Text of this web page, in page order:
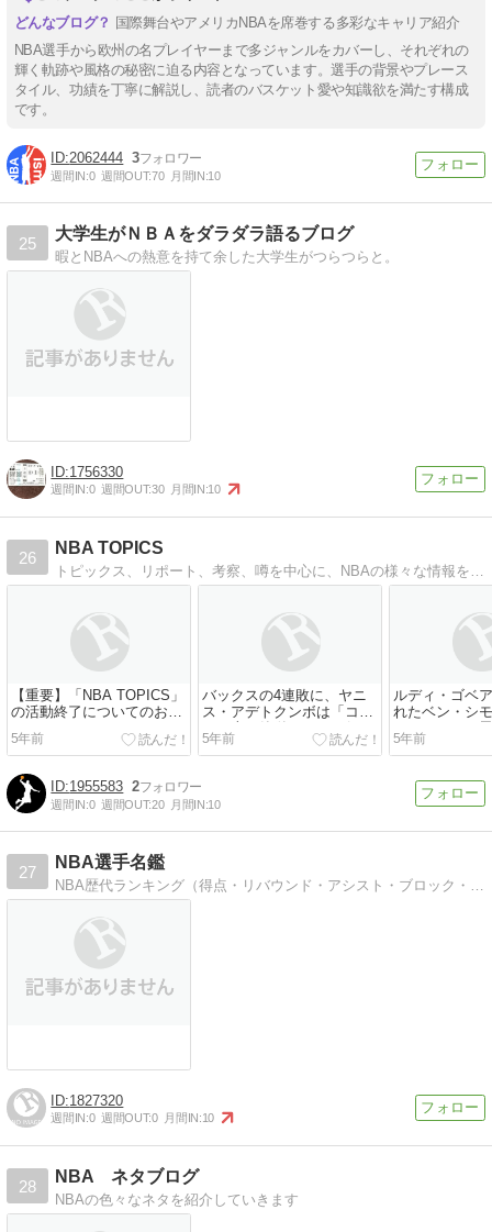
国際舞台やアメリカNBAを席巻する多彩なキャリア紹介
NBA選手から欧州の名プレイヤーまで多ジャンルをカバーし、それぞれの
輝く軌跡や風格の秘密に迫る内容となっています。選手の背景やプレース
タイル、功績を丁寧に解説し、読者のバスケット愛や知識欲を満たす構成
です。
2062444 3
週間IN:0 週間OUT:70 月間IN:10
25
大学生がＮＢＡをダラダラ語るブログ
暇とNBAへの熱意を持て余した大学生がつらつらと。
1756330
週間IN:0 週間OUT:30 月間IN:10
26
NBA TOPICS
【重要】「NBA TOPICS」
の活動終了についてのお知
らせ
5年前
バックスの4連敗に、ヤニ
ス・アデトクンボは「コー
トの上で簡単なことは何も
ない」
5年前
ルディ・ゴベ
れたベン・シ
されていると
5年前
1955583 2
週間IN:0 週間OUT:20 月間IN:10
27
NBA選手名鑑
1827320
週間IN:0 週間OUT:0 月間IN:10
28
NBA ネタブログ
NBAの色々なネタを紹介していきます